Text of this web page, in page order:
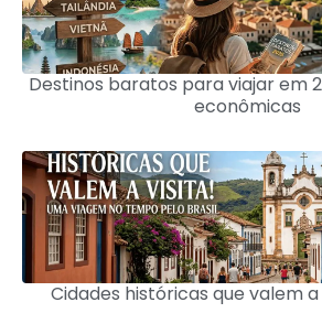
Destinos baratos para viajar em
econômicas
Cidades históricas que valem